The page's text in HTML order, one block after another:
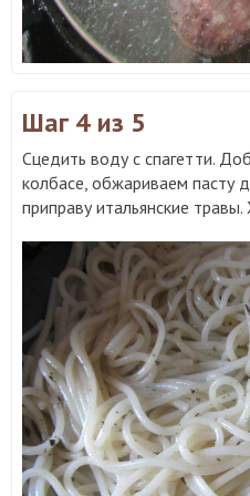
Шаг 4 из 5
Сцедить воду с спагетти.
колбасе, обжариваем пасту
приправу итальянские